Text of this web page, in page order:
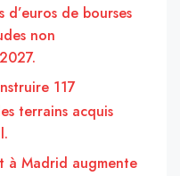
de bourses
non
117
terrains acquis
à Madrid augmente